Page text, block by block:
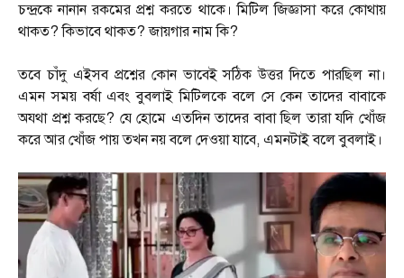
চন্দ্রকে নানান রকমের প্রশ্ন করতে থাকে। মিটিল জিজ্ঞাসা করে কোথায়
থাকত? কিভাবে থাকত? জায়গার নাম কি?
তবে চাঁদু এইসব প্রশ্নের কোন ভাবেই সঠিক উত্তর দিতে পারছিল না।
এমন সময় বর্ষা এবং বুবলাই মিটিলকে বলে সে কেন তাদের বাবাকে
অযথা প্রশ্ন করছে? যে হোমে এতদিন তাদের বাবা ছিল তারা যদি খোঁজ
করে আর খোঁজ পায় তখন নয় বলে দেওয়া যাবে, এমনটাই বলে বুবলাই।